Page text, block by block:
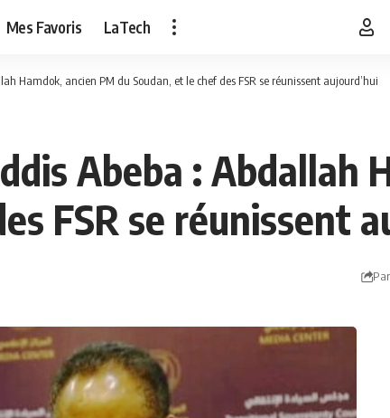
Mes Favoris LaTech
Hamdok, ancien PM du Soudan, et le chef des FSR se réunissent aujourd’hui
Abeba : Abdallah
FSR se réunissent